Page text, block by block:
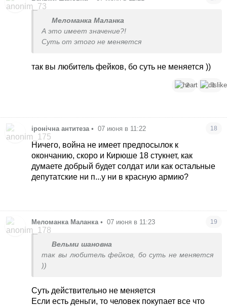
Меломанка Маланка
А это имеет значение?!
Суть от этого не меняется
так вы любитель фейков, бо суть не меняется ))
2 1
іронічна антитеза • 07 июня в 11:22 18
Ничего, война не имеет предпосылок к
окончанию, скоро и Кирюше 18 стукнет, как
думаете добрый будет солдат или как остальные
депутатские ни п...у ни в красную армию?
Меломанка Маланка • 07 июня в 11:23 19
Вельми шановна
так вы любитель фейков, бо суть не меняется
))
Суть действительно не меняется
Если есть деньги, то человек покупает все что